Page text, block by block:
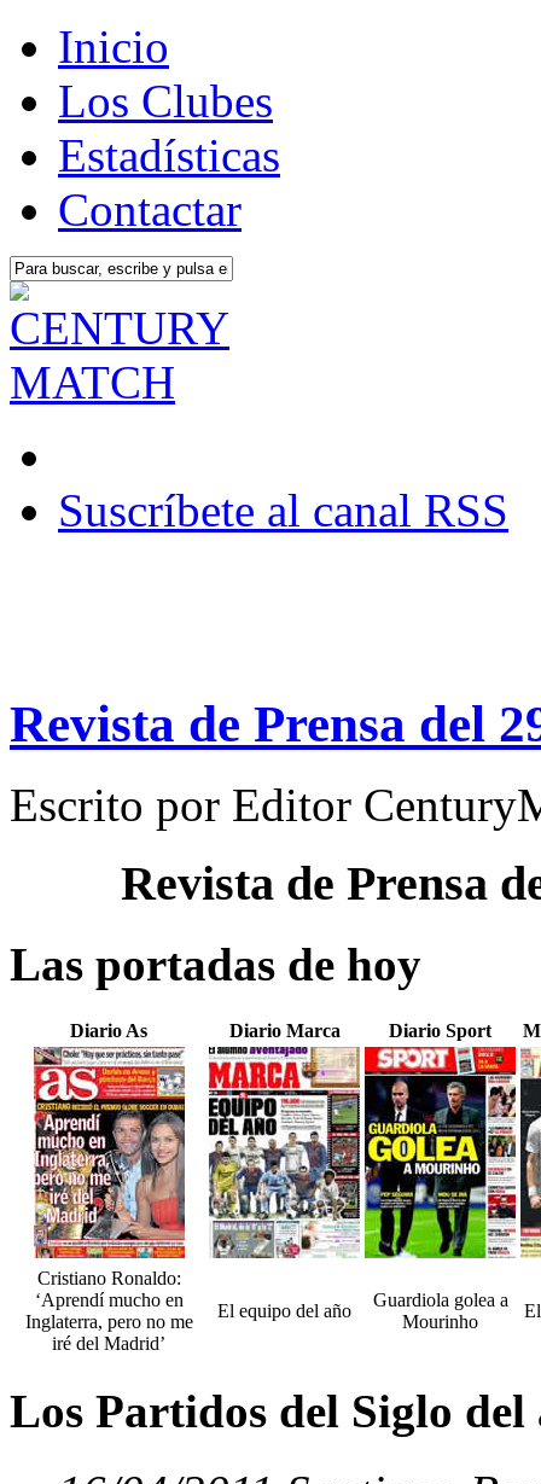
Inicio
Los Clubes
Estadísticas
Contactar
Suscríbete al canal RSS
Revista de Prensa del
Escrito por Editor
Revista de Prensa
Las portadas de hoy
Diario As Diario Marca Diario Sport
Cristiano Ronaldo:
‘Aprendí mucho en
Inglaterra, pero no me
iré del Madrid’
El equipo del año
Guardiola golea a
Mourinho
Los Partidos del Siglo del